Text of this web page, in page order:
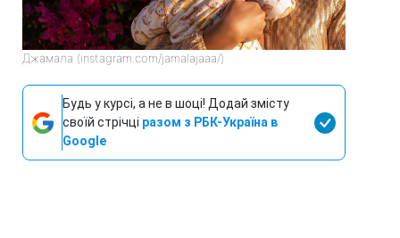
Джамала (instagram.com/jamalajaaa/)
Будь у курсі, а не в шоці! Додай змісту
своїй стрічці разом з РБК-Україна в
Google